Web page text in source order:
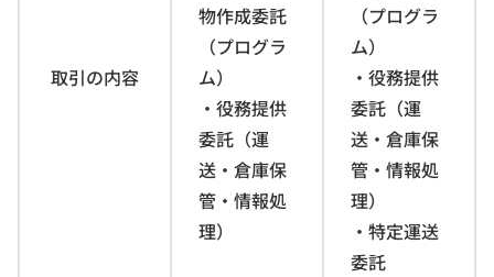
取引の内容
物作成委託
（プログラ
ム）
・役務提供
委託（運
送・倉庫保
管・情報処
理）
（プログラ
ム）
・役務提供
委託（運
送・倉庫保
管・情報処
理）
・特定運送
委託